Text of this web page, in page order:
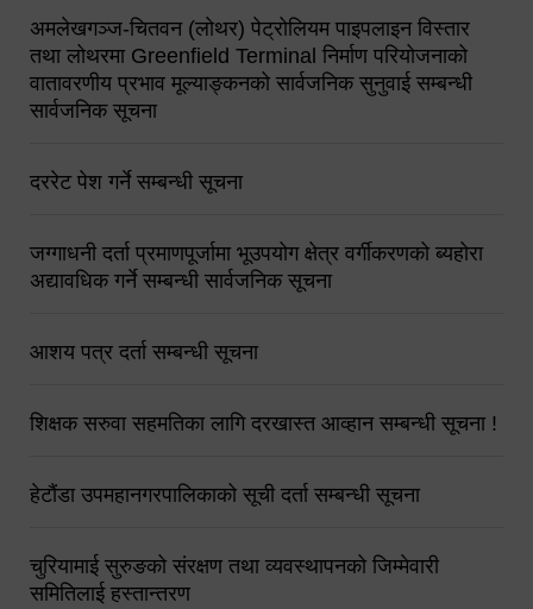
अमलेखगञ्ज-चितवन (लोथर) पेट्रोलियम पाइपलाइन विस्तार
तथा लोथरमा Greenfield Terminal निर्माण परियोजनाको
वातावरणीय प्रभाव मूल्याङ्कनको सार्वजनिक सुनुवाई सम्बन्धी
सार्वजनिक सूचना
दररेट पेश गर्ने सम्बन्धी सूचना
जग्गाधनी दर्ता प्रमाणपूर्जामा भूउपयोग क्षेत्र वर्गीकरणको ब्यहोरा
अद्यावधिक गर्ने सम्बन्धी सार्वजनिक सूचना
आशय पत्र दर्ता सम्बन्धी सूचना
शिक्षक सरुवा सहमतिका लागि दरखास्त आव्हान सम्बन्धी सूचना !
हेटौंडा उपमहानगरपालिकाको सूची दर्ता सम्बन्धी सूचना
चुरियामाई सुरुङको संरक्षण तथा व्यवस्थापनको जिम्मेवारी
समितिलाई हस्तान्तरण